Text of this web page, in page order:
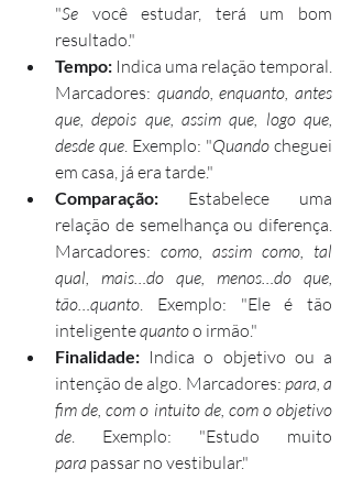
"Se você estudar, terá um bom
resultado."
Tempo: Indica uma relação temporal.
Marcadores: quando, enquanto, antes
que, depois que, assim que, logo que,
desde que . Exemplo: "Quando cheguei
em casa, já era tarde."
Comparação: Estabelece uma
relação de semelhança ou diferença.
Marcadores: como, assim como, tal
qual, mais…do que, menos…do que,
tão…quanto . Exemplo: "Ele é tão
inteligente quanto o irmão."
Finalidade: Indica o objetivo ou a
intenção de algo. Marcadores: para, a
fim de, com o intuito de, com o objetivo
de
para passar no vestibular."